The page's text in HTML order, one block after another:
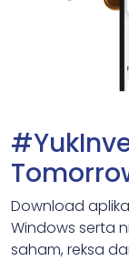
Download
Windows serta
saham, reksa